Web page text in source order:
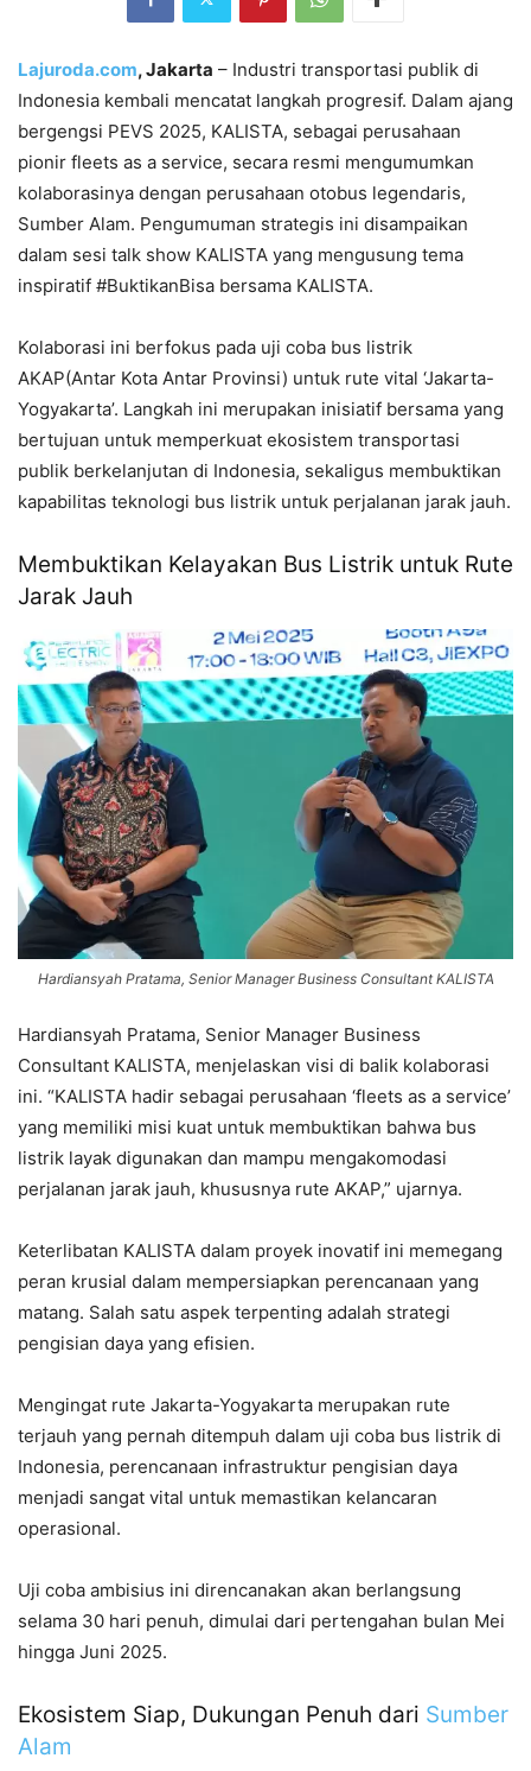
Lajuroda.com, Jakarta – Industri transportasi publik di
Indonesia kembali mencatat langkah progresif. Dalam ajang
bergengsi PEVS 2025, KALISTA, sebagai perusahaan
pionir fleets as a service, secara resmi mengumumkan
kolaborasinya dengan perusahaan otobus legendaris,
Sumber Alam. Pengumuman strategis ini disampaikan
dalam sesi talk show KALISTA yang mengusung tema
inspiratif #BuktikanBisa bersama KALISTA.
Kolaborasi ini berfokus pada uji coba bus listrik
AKAP(Antar Kota Antar Provinsi) untuk rute vital ‘Jakarta-
Yogyakarta’. Langkah ini merupakan inisiatif bersama yang
bertujuan untuk memperkuat ekosistem transportasi
publik berkelanjutan di Indonesia, sekaligus membuktikan
kapabilitas teknologi bus listrik untuk perjalanan jarak jauh.
Membuktikan Kelayakan Bus Listrik untuk Rute
Jarak Jauh
Hardiansyah Pratama, Senior Manager Business Consultant KALISTA
Hardiansyah Pratama, Senior Manager Business
Consultant KALISTA, menjelaskan visi di balik kolaborasi
ini. “KALISTA hadir sebagai perusahaan ‘fleets as a service’
yang memiliki misi kuat untuk membuktikan bahwa bus
listrik layak digunakan dan mampu mengakomodasi
perjalanan jarak jauh, khususnya rute AKAP,” ujarnya.
Keterlibatan KALISTA dalam proyek inovatif ini memegang
peran krusial dalam mempersiapkan perencanaan yang
matang. Salah satu aspek terpenting adalah strategi
pengisian daya yang efisien.
Mengingat rute Jakarta-Yogyakarta merupakan rute
terjauh yang pernah ditempuh dalam uji coba bus listrik di
Indonesia, perencanaan infrastruktur pengisian daya
menjadi sangat vital untuk memastikan kelancaran
operasional.
Uji coba ambisius ini direncanakan akan berlangsung
selama 30 hari penuh, dimulai dari pertengahan bulan Mei
hingga Juni 2025.
Ekosistem Siap, Dukungan Penuh dari Sumber
Alam